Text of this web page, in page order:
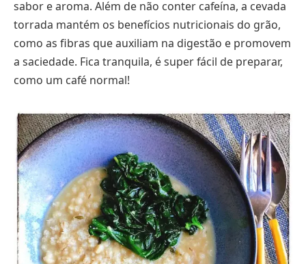
sabor e aroma. Além de não conter cafeína, a cevada
torrada mantém os benefícios nutricionais do grão,
como as fibras que auxiliam na digestão e promovem
a saciedade. Fica tranquila, é super fácil de preparar,
como um café normal!